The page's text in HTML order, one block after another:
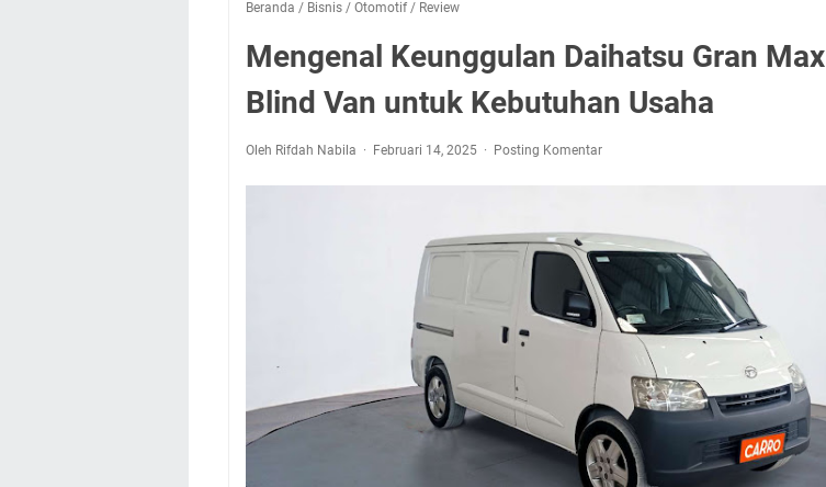
Beranda / Bisnis / Otomotif / Review
Mengenal Keunggulan Daihatsu Gran Max
Blind Van untuk Kebutuhan Usaha
Oleh Rifdah Nabila Februari 14, 2025 Posting Komentar